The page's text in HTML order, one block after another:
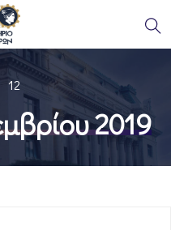
12
2019